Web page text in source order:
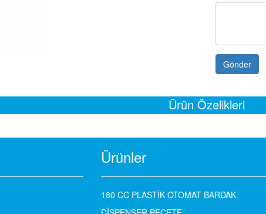
Gönder
Ürün Özelikleri
Ürünler
180 CC PLASTİK OTOMAT BARDAK